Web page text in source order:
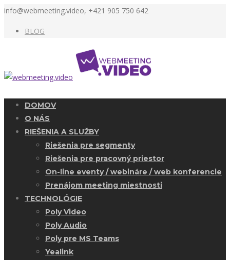
info@webmeeting.video, +421 905 750 642
BLOG
DOMOV
O NÁS
RIEŠENIA A SLUŽBY
Riešenia pre segmenty
Riešenia pre pracovný priestor
On-line eventy / webináre / web konferencie
Prenájom meeting miestnosti
TECHNOLÓGIE
Poly Video
Poly Audio
Poly pre MS Teams
Yealink